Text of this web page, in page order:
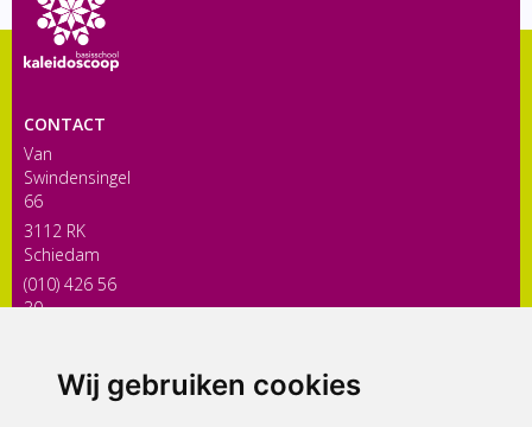
Wij gebruiken cookies
CONTACT
Van
Swindensingel
66
3112 RK
Schiedam
(010) 426 56
30
ONDERDEEL VAN